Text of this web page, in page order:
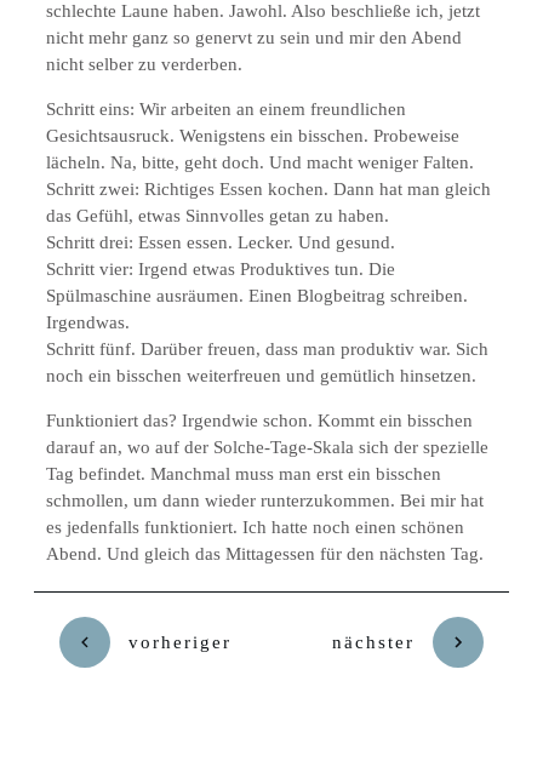
schlechte Laune haben. Jawohl. Also beschließe ich, jetzt
nicht mehr ganz so genervt zu sein und mir den Abend
nicht selber zu verderben.
Schritt eins: Wir arbeiten an einem freundlichen
Gesichtsausruck. Wenigstens ein bisschen. Probeweise
lächeln. Na, bitte, geht doch. Und macht weniger Falten.
Schritt zwei: Richtiges Essen kochen. Dann hat man gleich
das Gefühl, etwas Sinnvolles getan zu haben.
Schritt drei: Essen essen. Lecker. Und gesund.
Schritt vier: Irgend etwas Produktives tun. Die
Spülmaschine ausräumen. Einen Blogbeitrag schreiben.
Irgendwas.
Schritt fünf. Darüber freuen, dass man produktiv war. Sich
noch ein bisschen weiterfreuen und gemütlich hinsetzen.
Funktioniert das? Irgendwie schon. Kommt ein bisschen
darauf an, wo auf der Solche-Tage-Skala sich der spezielle
Tag befindet. Manchmal muss man erst ein bisschen
schmollen, um dann wieder runterzukommen. Bei mir hat
es jedenfalls funktioniert. Ich hatte noch einen schönen
Abend. Und gleich das Mittagessen für den nächsten Tag.
vorheriger nächster